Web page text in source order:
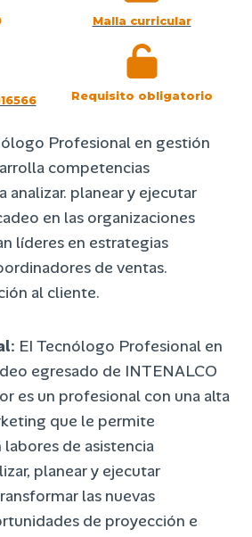
Malla curricular
Requisito obligatorio
Profesional en gestión
competencias
analizar. planear y ejecutar
en las organizaciones
líderes en estrategias
de ventas.
al cliente.
EI Tecnólogo Profesional en
egresado de INTENALCO
es un profesional con una alta
que le permite
de asistencia
planear y ejecutar
las nuevas
de proyección e